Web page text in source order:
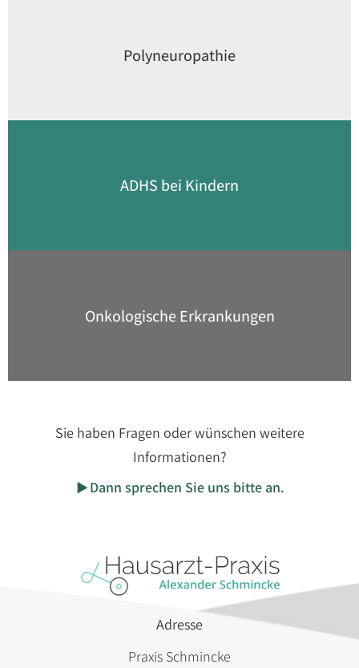
Polyneuropathie
ADHS bei Kindern
Onkologische Erkrankungen
Sie haben Fragen oder wünschen weitere
Informationen?
Dann sprechen Sie uns bitte an.
Adresse
Praxis Schmincke